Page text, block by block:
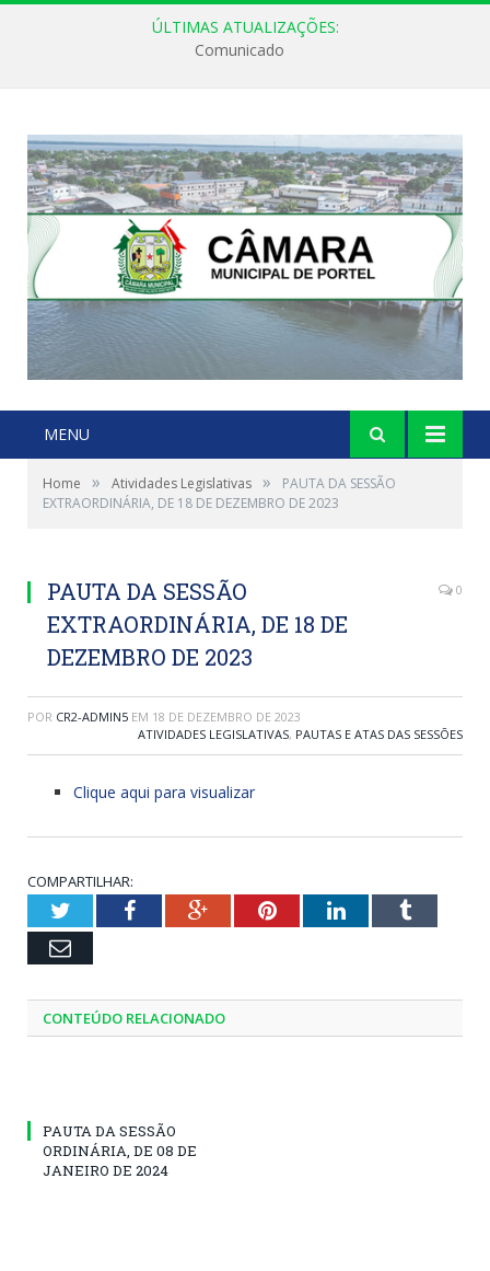
ÚLTIMAS ATUALIZAÇÕES:
Comunicado
MENU
Home » Atividades Legislativas »
PAUTA DA SESSÃO
EXTRAORDINÁRIA, DE 18 DE DEZEMBRO DE 2023
PAUTA DA SESSÃO
EXTRAORDINÁRIA, DE 18 DE
DEZEMBRO DE 2023
0
POR CR2-ADMIN5 EM 18 DE DEZEMBRO DE 2023
ATIVIDADES LEGISLATIVAS, PAUTAS E ATAS DAS SESSÕES
Clique aqui para visualizar
COMPARTILHAR:
TwitterFacebookGoogle+PinterestLinkedInTumblr
Email
CONTEÚDO RELACIONADO
PAUTA DA SESSÃO
ORDINÁRIA, DE 08 DE
JANEIRO DE 2024